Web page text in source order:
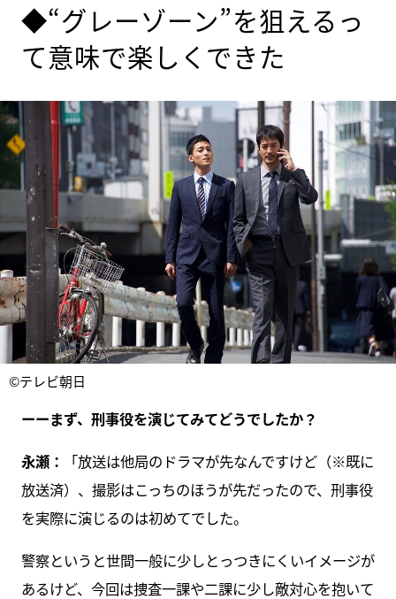
◆“グレーゾーン”を狙えるっ
て意味で楽しくできた
©テレビ朝日
ーーまず、刑事役を演じてみてどうでしたか？
永瀬：
「放送は他局のドラマが先なんですけど（※既に
放送済）、撮影はこっちのほうが先だったので、刑事役
を実際に演じるのは初めてでした。
警察というと世間一般に少しとっつきにくいイメージが
あるけど、今回は捜査一課や二課に少し敵対心を抱いて